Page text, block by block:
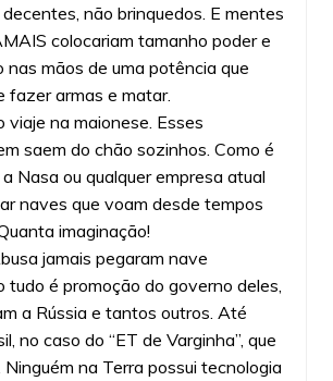
não brinquedos. E mentes
colocariam tamanho poder e
nas mãos de uma potência que
fazer armas e matar.
viaje na maionese. Esses
saem do chão sozinhos. Como é
Nasa ou qualquer empresa atual
naves que voam desde tempos
imaginação!
jamais pegaram nave
tudo é promoção do governo deles,
a Rússia e tantos outros. Até
no caso do “ET de Varginha”, que
Ninguém na Terra possui tecnologia